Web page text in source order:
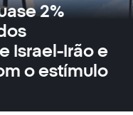
2%
Israel-Irão e
o estímulo